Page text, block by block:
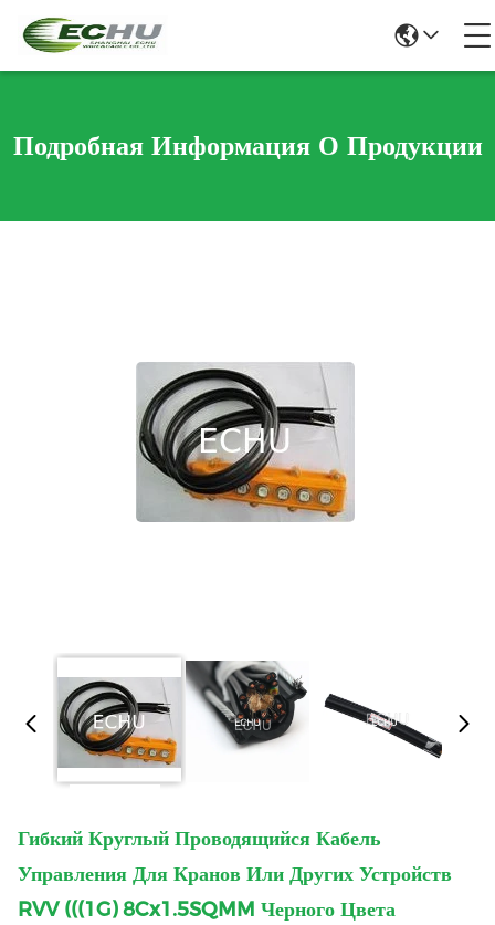
Подробная Информация О Продукции
Гибкий Круглый Проводящийся Кабель
Управления Для Кранов Или Других Устройств
RVV (((1G) 8Cx1.5SQMM Черного Цвета